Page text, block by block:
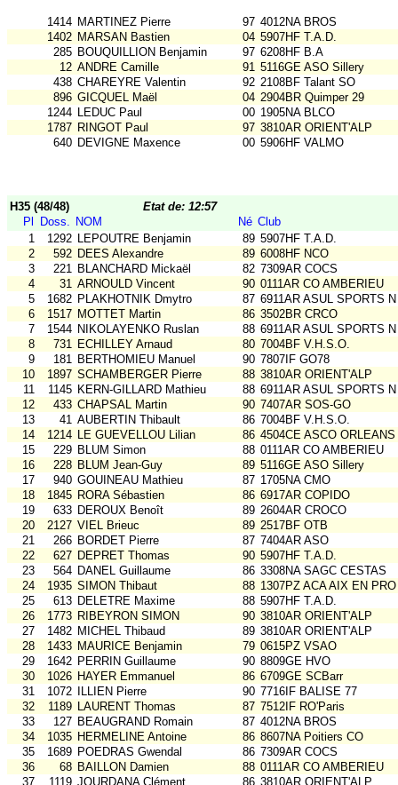
1414 MARTINEZ Pierre 97 4012NA BROS
1402 MARSAN Bastien 04 5907HF T.A.D.
285 BOUQUILLION Benjamin 97 6208HF B.A
12 ANDRE Camille 91 5116GE ASO Sillery
438 CHAREYRE Valentin 92 2108BF Talant SO
896 GICQUEL Maël 04 2904BR Quimper 29
1244 LEDUC Paul 00 1905NA BLCO
1787 RINGOT Paul 97 3810AR ORIENT'ALP
640 DEVIGNE Maxence 00 5906HF VALMO
H35 (48/48)
Etat de: 12:57
Pl
Doss. NOM Né Club
1
1292 LEPOUTRE Benjamin 89 5907HF T.A.D.
2
592 DEES Alexandre 89 6008HF NCO
3
221 BLANCHARD Mickaël 82 7309AR COCS
4
31 ARNOULD Vincent 90 0111AR CO AMBERIEU
5
1682 PLAKHOTNIK Dmytro 87 6911AR ASUL SPORTS
6
1517 MOTTET Martin 86 3502BR CRCO
7
1544 NIKOLAYENKO Ruslan 88 6911AR ASUL SPORTS
8
731 ECHILLEY Arnaud 80 7004BF V.H.S.O.
9
181 BERTHOMIEU Manuel 90 7807IF GO78
10
1897 SCHAMBERGER Pierre 88 3810AR ORIENT'ALP
11
1145 KERN-GILLARD Mathieu 88 6911AR ASUL SPORTS
12
433 CHAPSAL Martin 90 7407AR SOS-GO
13
41 AUBERTIN Thibault 86 7004BF V.H.S.O.
14
1214 LE GUEVELLOU Lilian 86 4504CE ASCO ORLEANS
15
229 BLUM Simon 88 0111AR CO AMBERIEU
16
228 BLUM Jean-Guy 89 5116GE ASO Sillery
17
940 GOUINEAU Mathieu 87 1705NA CMO
18
1845 RORA Sébastien 86 6917AR COPIDO
19
633 DEROUX Benoît 89 2604AR CROCO
20
2127 VIEL Brieuc 89 2517BF OTB
21
266 BORDET Pierre 87 7404AR ASO
22
627 DEPRET Thomas 90 5907HF T.A.D.
23
564 DANEL Guillaume 86 3308NA SAGC CESTAS
24
1935 SIMON Thibaut 88 1307PZ ACA AIX EN
25
613 DELETRE Maxime 88 5907HF T.A.D.
26
1773 RIBEYRON SIMON 90 3810AR ORIENT'ALP
27
1482 MICHEL Thibaud 89 3810AR ORIENT'ALP
28
1433 MAURICE Benjamin 79 0615PZ VSAO
29
1642 PERRIN Guillaume 90 8809GE HVO
30
1026 HAYER Emmanuel 86 6709GE SCBarr
31
1072 ILLIEN Pierre 90 7716IF BALISE 77
32
1189 LAURENT Thomas 87 7512IF RO'Paris
33
127 BEAUGRAND Romain 87 4012NA BROS
34
1035 HERMELINE Antoine 86 8607NA Poitiers CO
35
1689 POEDRAS Gwendal 86 7309AR COCS
36
68 BAILLON Damien 88 0111AR CO AMBERIEU
37
1119 JOURDANA Clément 86 3810AR ORIENT'ALP